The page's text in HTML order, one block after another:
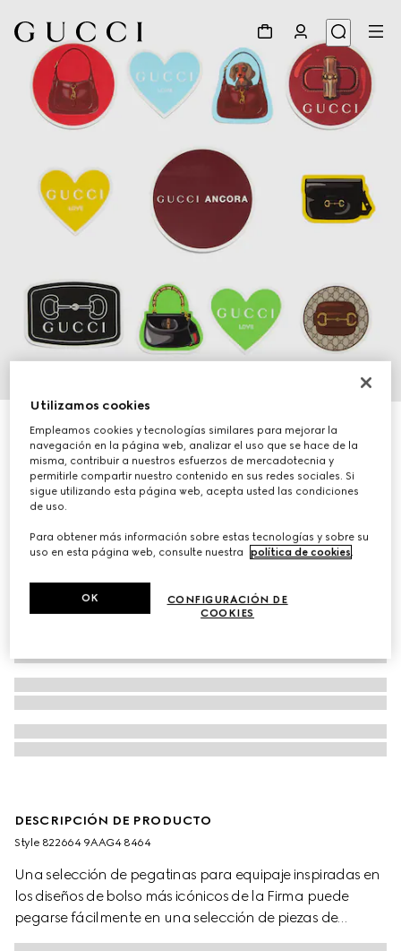
Pegatinas de bolsos Gucci para equipaje
€ 50
DESCRIPCIÓN DE PRODUCTO
Style ‎822664 9AAG4 8464
Una selección de pegatinas para equipaje inspiradas en
los diseños de bolso más icónicos de la Firma puede
pegarse fácilmente en una selección de piezas de
equipaje. Los coloridos y desenfadados diseños reflejan la
Utilizamos cookies
Empleamos cookies y tecnologías similares para mejorar la
navegación en la página web, analizar el uso que se hace de la
misma, contribuir a nuestros esfuerzos de mercadotecnia y
permitirle compartir nuestro contenido en sus redes sociales. Si
sigue utilizando esta página web, acepta usted las condiciones
de uso.
Para obtener más información sobre estas tecnologías y sobre su
uso en esta página web, consulte nuestra
política de cookies.
CONFIGURACIÓN DE
COOKIES
OK